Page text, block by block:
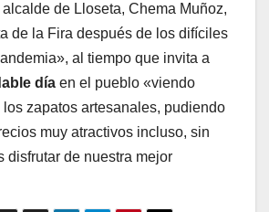
alcalde de Lloseta, Chema Muñoz,
de la Fira después de los difíciles
al tiempo que invita a
día en el pueblo «viendo
zapatos artesanales, pudiendo
muy atractivos incluso, sin
disfrutar de nuestra mejor